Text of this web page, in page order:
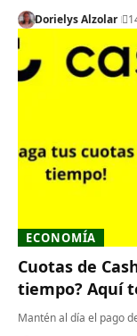
Dorielys Alzolar
ECONOMÍA
Cuotas de
tiempo? Aquí
Mantén al día el pago